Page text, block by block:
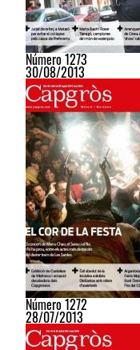
Número 1273
30/08/2013
Número 1272
28/07/2013